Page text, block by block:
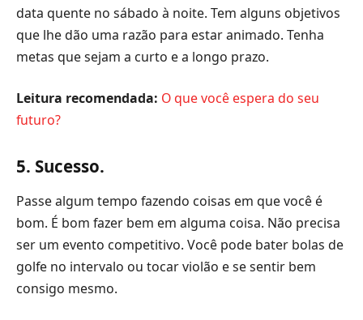
data quente no sábado à noite. Tem alguns objetivos
que lhe dão uma razão para estar animado. Tenha
metas que sejam a curto e a longo prazo.
Leitura recomendada: O que você espera do seu
futuro?
5. Sucesso.
Passe algum tempo fazendo coisas em que você é
bom. É bom fazer bem em alguma coisa. Não precisa
ser um evento competitivo. Você pode bater bolas de
golfe no intervalo ou tocar violão e se sentir bem
consigo mesmo.